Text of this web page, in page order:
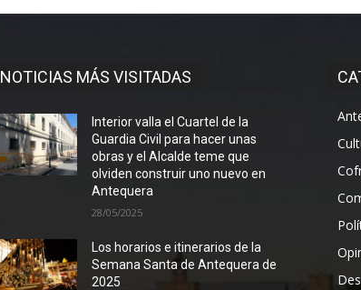
NOTICIAS MÁS VISITADAS
Interior valla el Cuartel de la
Guardia Civil para hacer unas
obras y el Alcalde teme que
olviden construir uno nuevo en
Antequera
28/05/2025
Los horarios e itinerarios de la
Semana Santa de Antequera de
2025